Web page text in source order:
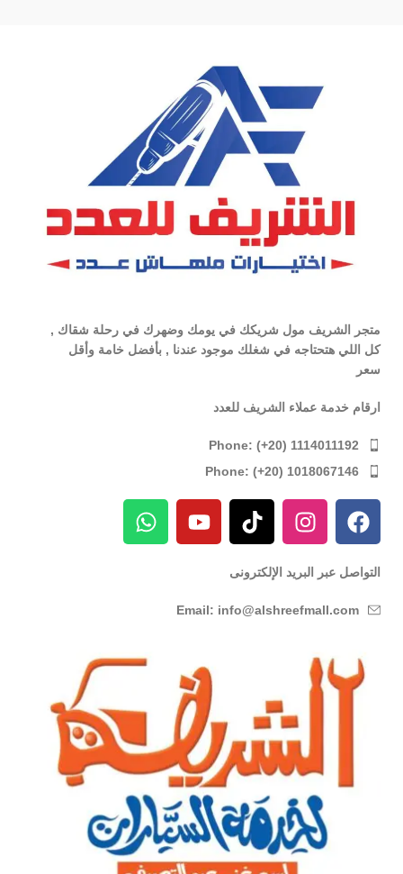
متجر الشريف مول شريكك في يومك وضهرك في رحلة شقاك ,
كل اللي هتحتاجه في شغلك موجود عندنا , بأفضل خامة وأقل
سعر
ارقام خدمة عملاء الشريف للعدد
Phone: (+20) 1114011192
Phone: (+20) 1018067146
التواصل عبر البريد الإلكترونى
Email: info@alshreefmall.com